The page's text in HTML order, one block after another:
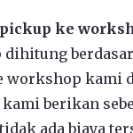
ke
workshop kami
berikan
ada biaya